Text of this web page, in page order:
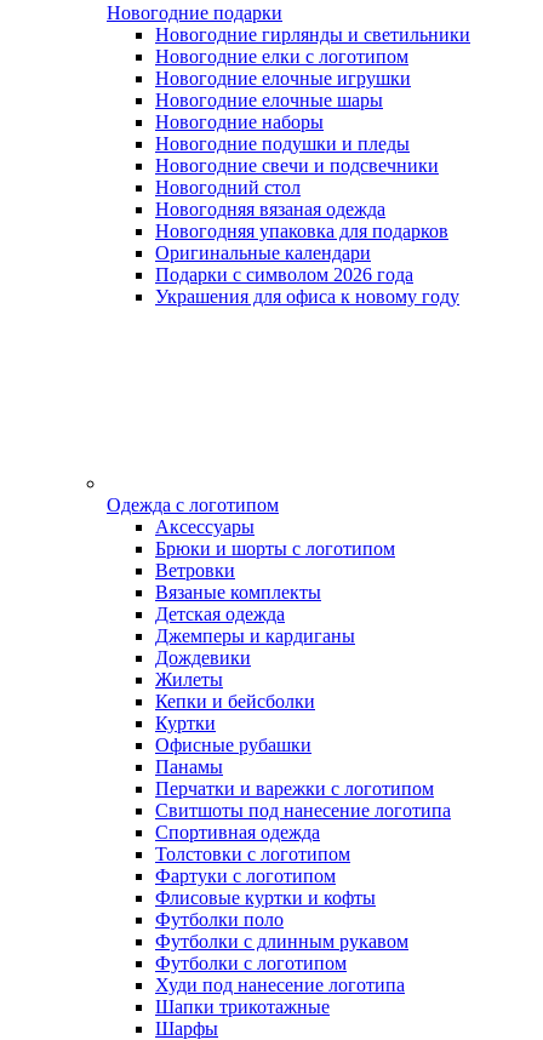
Новогодние подарки
Новогодние гирлянды и светильники
Новогодние елки с логотипом
Новогодние елочные игрушки
Новогодние елочные шары
Новогодние наборы
Новогодние подушки и пледы
Новогодние свечи и подсвечники
Новогодний стол
Новогодняя вязаная одежда
Новогодняя упаковка для подарков
Оригинальные календари
Подарки с символом 2026 года
Украшения для офиса к новому году
Одежда с логотипом
Аксессуары
Брюки и шорты с логотипом
Ветровки
Вязаные комплекты
Детская одежда
Джемперы и кардиганы
Дождевики
Жилеты
Кепки и бейсболки
Куртки
Офисные рубашки
Панамы
Перчатки и варежки с логотипом
Свитшоты под нанесение логотипа
Спортивная одежда
Толстовки с логотипом
Фартуки с логотипом
Флисовые куртки и кофты
Футболки поло
Футболки с длинным рукавом
Футболки с логотипом
Худи под нанесение логотипа
Шапки трикотажные
Шарфы